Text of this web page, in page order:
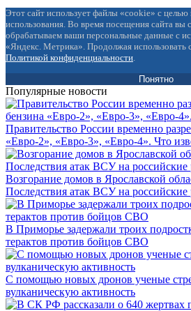
Этот сайт использует файлы «cookie» с
использования. Во время посещения сайта вы
обрабатываем ваши персональные данные с
«Яндекс. Метрика». Продолжая использовать
Политикой конфиденциальности
Понятно
Популярные новости
Правительство России временно
«Евро-2», «Евро-3», «Евро-4». Что
Возгорание домов в Ярославской
Последствия атак ВСУ на
В Приморье задержали троих
терактов против бойцов СВО
С помощью новых дронов ученые
вулканическую активность